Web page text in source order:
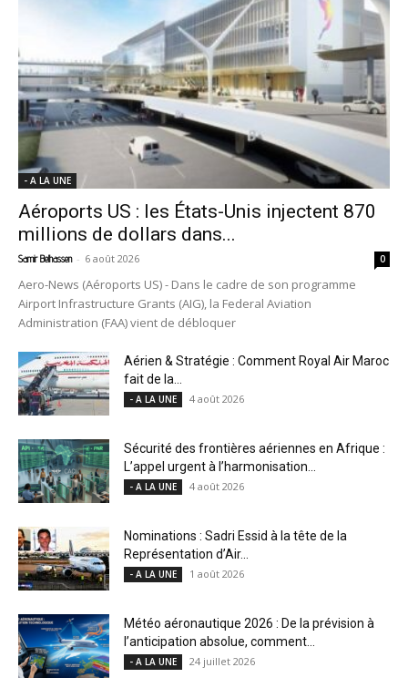
- A LA UNE
Aéroports US : les États-Unis injectent 870
millions de dollars dans...
Samir Belhassen - 6 août 2026 0
Aero-News (Aéroports US) - Dans le cadre de son programme
Airport Infrastructure Grants (AIG), la Federal Aviation
Administration (FAA) vient de débloquer
Aérien & Stratégie : Comment Royal Air Maroc
fait de la...
- A LA UNE 4 août 2026
Sécurité des frontières aériennes en Afrique :
L’appel urgent à l’harmonisation...
- A LA UNE 4 août 2026
Nominations : Sadri Essid à la tête de la
Représentation d’Air...
- A LA UNE 1 août 2026
Météo aéronautique 2026 : De la prévision à
l’anticipation absolue, comment...
- A LA UNE 24 juillet 2026